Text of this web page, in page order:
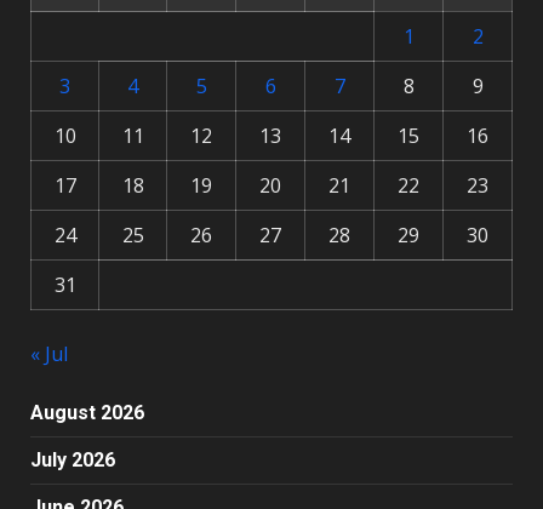
1
2
3
4 5 6 7 8
9
10
11 12 13 14 15
16
17
18 19 20 21 22
23
24
25 26 27 28 29
30
31
« Jul
August 2026
July 2026